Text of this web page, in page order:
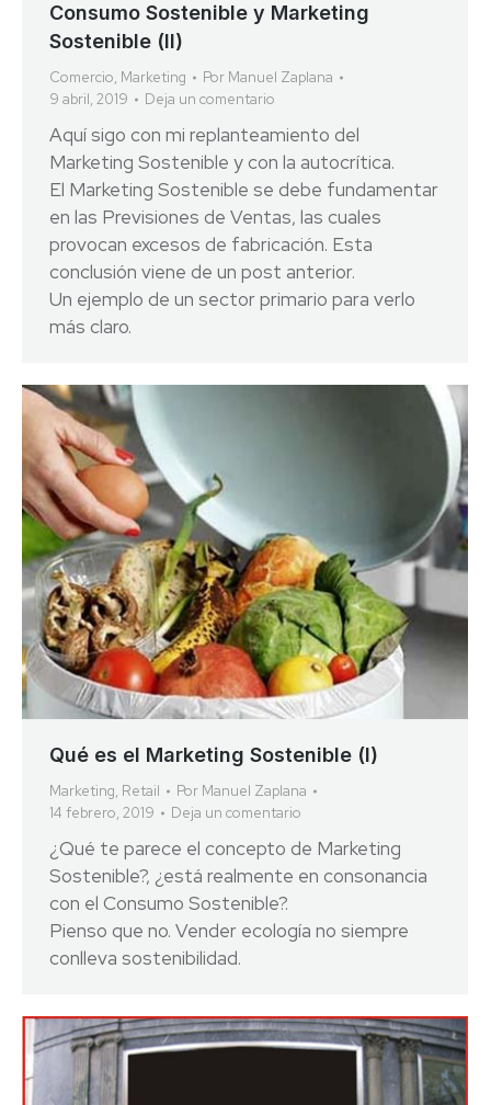
Consumo Sostenible y Marketing
Sostenible (II)
Comercio, Marketing Por Manuel Zaplana
9 abril, 2019
Deja un comentario
Aquí sigo con mi replanteamiento del
Marketing Sostenible y con la autocrítica.
El Marketing Sostenible se debe fundamentar
en las Previsiones de Ventas, las cuales
provocan excesos de fabricación. Esta
conclusión viene de un post anterior.
Un ejemplo de un sector primario para verlo
más claro.
Qué es el Marketing Sostenible (I)
Marketing, Retail Por Manuel Zaplana
14 febrero, 2019
Deja un comentario
¿Qué te parece el concepto de Marketing
Sostenible?, ¿está realmente en consonancia
con el Consumo Sostenible?.
Pienso que no. Vender ecologí­a no siempre
conlleva sostenibilidad.